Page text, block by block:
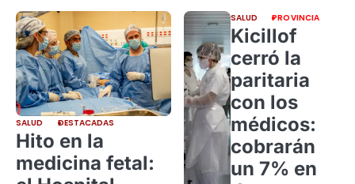
SALUD DESTACADAS
Hito en la
medicina fetal:
SALUD PROVINCIA
Kicillof
cerró la
paritaria
con los
médicos:
cobrarán
un 7% en